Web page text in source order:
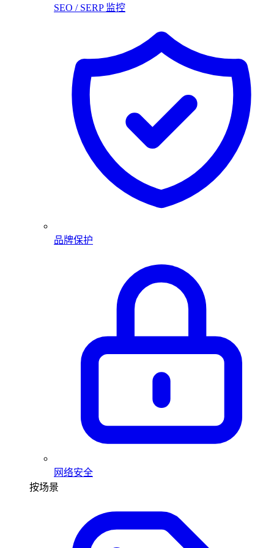
SEO / SERP 监控
品牌保护
网络安全
按场景